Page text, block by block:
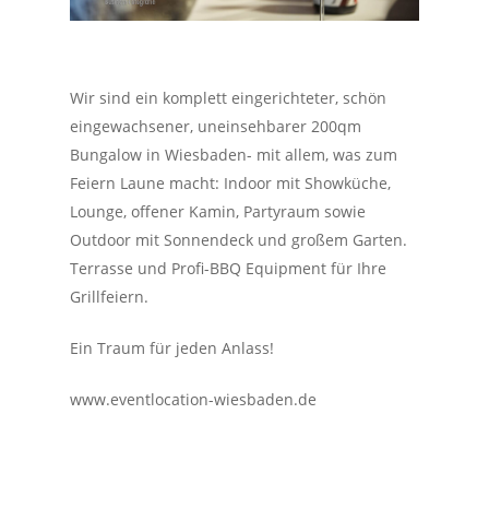
Wir sind ein komplett eingerichteter, schön
eingewachsener, uneinsehbarer 200qm
Bungalow in Wiesbaden- mit allem, was zum
Feiern Laune macht: Indoor mit Showküche,
Lounge, offener Kamin, Partyraum sowie
Outdoor mit Sonnendeck und großem Garten.
Terrasse und Profi-BBQ Equipment für Ihre
Grillfeiern.
Ein Traum für jeden Anlass!
www.eventlocation-wiesbaden.de